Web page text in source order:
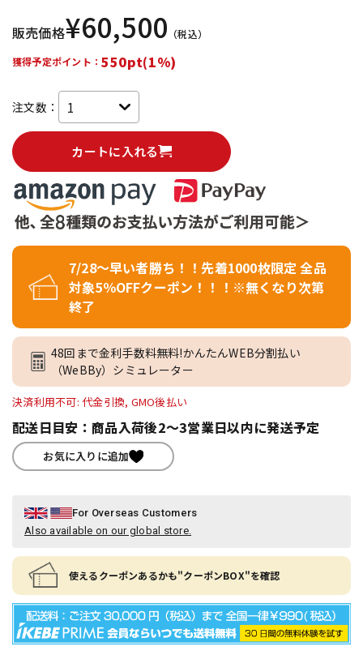
販売価格¥60,500 （税込）
獲得予定ポイント： 550pt(1%)
注文数：
カートに入れる
7/28～早い者勝ち！！先着1000枚限定 全品
対象5％OFFクーポン！！！※無くなり次第
終了
48回まで金利手数料無料!かんたんWEB分割払い
（WeBBy）シミュレーター
決済利用不可: 代金引換, GMO後払い
配送日目安：商品入荷後2～3営業日以内に発送予定
お気に入りに追加
For Overseas Customers
Also available on our global store.
使えるクーポンあるかも"クーポンBOX"を確認